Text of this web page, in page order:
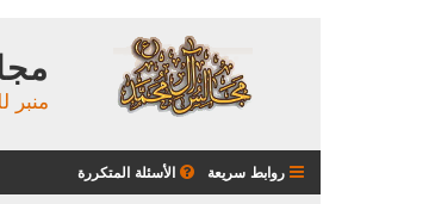
منبر
روابط سريعة الأسئلة المتكررة